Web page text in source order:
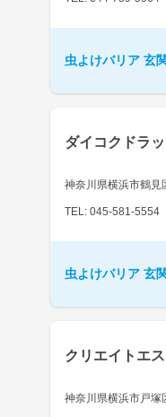
虫よけバリア 玄
ダイコクドラ
神奈川県横浜市鶴見
TEL: 045-581-5554
虫よけバリア 玄
クリエイトエ
神奈川県横浜市戸塚